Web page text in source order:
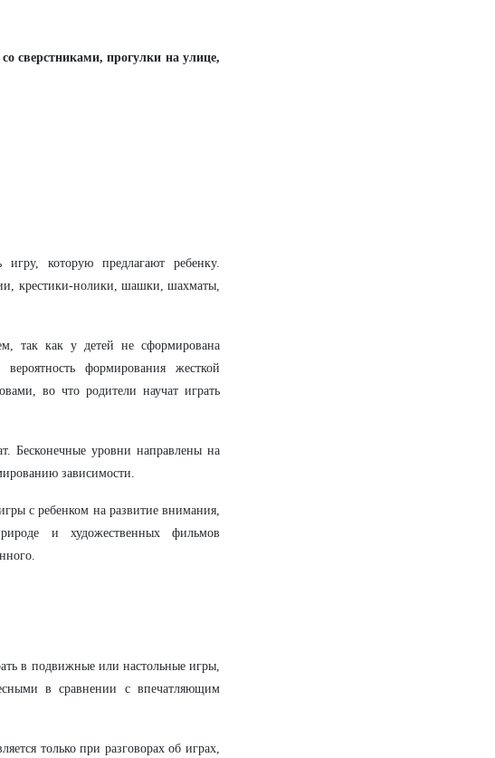
сверстниками, прогулки на улице,
которую предлагают ребенку.
крестики-нолики, шашки, шахматы,
так как у детей не сформирована
формирования жесткой
во что родители научат играть
Бесконечные уровни направлены на
зависимости.
с ребенком на развитие внимания,
и художественных фильмов
в подвижные или настольные игры,
в сравнении с впечатляющим
только при разговорах об играх,